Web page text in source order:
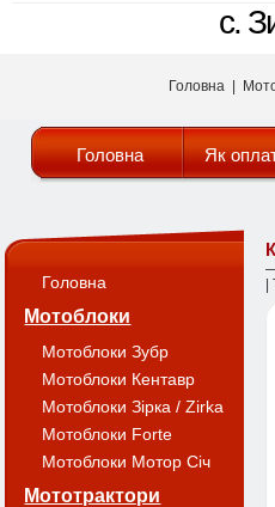
с.
Головна
Головна Як
Головна
Мотоблоки
Мотоблоки Зубр
Мотоблоки Кентавр
Мотоблоки Зірка / Zirka
Мотоблоки Forte
Мотоблоки Мотор Січ
Мототрактори